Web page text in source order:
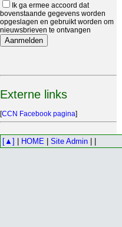
Ik ga ermee accoord dat
bovenstaande gegevens worden
opgeslagen en gebruikt worden om
nieuwsbrieven te ontvangen
Externe links
[CCN Facebook pagina]
[▲] HOME Site Admin